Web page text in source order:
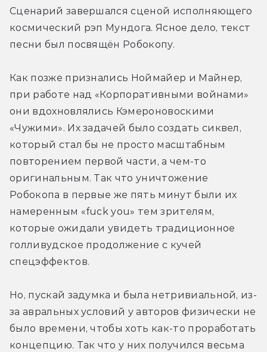
Сценарий завершался сценой исполняющего
космический рэп Мундога. Ясное дело, текст
песни был посвящён Робокопу.
Как позже признались Ноймайер и Майнер,
при работе над «Корпоративными войнами»
они вдохновлялись Кэмероновоскими
«Чужими». Их задачей было создать сиквел,
который стал бы не просто масштабным
повторением первой части, а чем-то
оригинальным. Так что уничтожение
Робокопа в первые же пять минут были их
намеренным «fuck you» тем зрителям,
которые ожидали увидеть традиционное
голливудское продолжение с кучей
спецэффектов.
Но, пускай задумка и была нетривиальной, из-
за авральных условий у авторов физически не
было времени, чтобы хоть как-то проработать
концепцию. Так что у них получился весьма